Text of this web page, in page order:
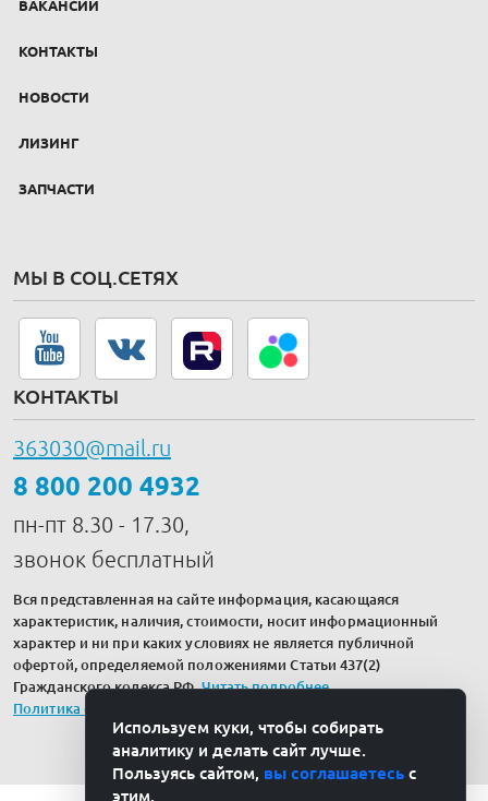
ВАКАНСИИ
КОНТАКТЫ
НОВОСТИ
ЛИЗИНГ
ЗАПЧАСТИ
МЫ В СОЦ.СЕТЯХ
КОНТАКТЫ
363030@mail.ru
8 800 200 4932
пн-пт 8.30 - 17.30,
звонок бесплатный
Вся представленная на сайте информация, касающаяся
характеристик, наличия, стоимости, носит информационный
характер и ни при каких условиях не является публичной
офертой, определяемой положениями Статьи 437(2)
Гражданского кодекса РФ.Читать подробнее.
Политика обработки персональных данных
Используем куки, чтобы собирать
аналитику и делать сайт лучше.
Пользуясь сайтом, вы соглашаетесь с
этим.